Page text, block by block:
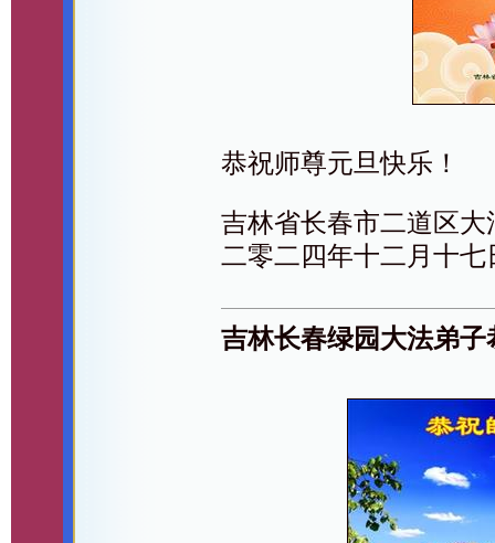
恭祝师尊元旦快乐！
吉林省长春市二道区
二零二四年十二月十七
吉林长春绿园大法弟